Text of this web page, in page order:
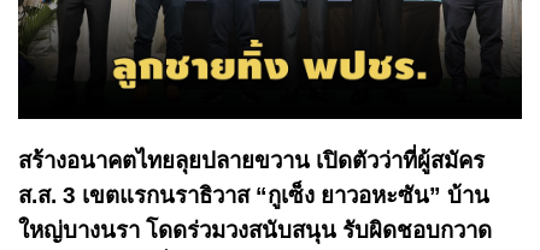
สร้างอนาคตไทยลุยปลายขวาน เปิดตัวว่าที่ผู้สมัคร
ส.ส. 3 เขตแรกนราธิวาส “กูเซ็ง ยาวอหะซัน” บ้าน
ใหญ่บางนรา โดดร่วมวงสนับสนุน รับผิดชอบกวาด